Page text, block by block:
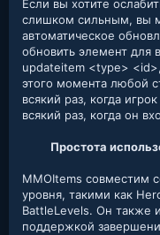
Если вы хотите
слишком сильным, вы
автоматическое
обновить элемент для
updateitem <type>
этого момента любой
всякий раз, когда
всякий раз, когда он
Простота
MMOItems совместим
уровня, такими как
BattleLevels. Он также
поддержкой